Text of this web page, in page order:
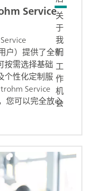
关
于
我
们
工
作
机
会
Service
户）提供了全新
按需选择基础
个性化定制服
Service
您可以完全放心